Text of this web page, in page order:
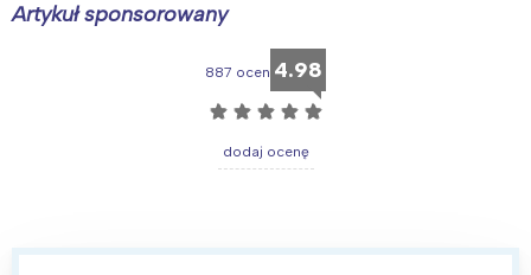
Artykuł sponsorowany
887 ocen 4.98
☆ ☆ ☆ ☆ ☆
dodaj ocenę